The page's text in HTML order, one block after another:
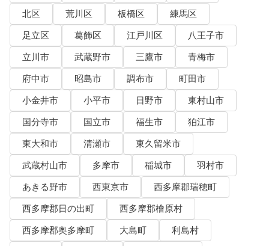
北区
荒川区 板橋区
練馬区
足立区
葛飾区 江戸川区
八王子市
立川市
武蔵野市 三鷹市
青梅市
府中市
昭島市 調布市
町田市
小金井市
小平市 日野市
東村山市
国分寺市
国立市 福生市
狛江市
東大和市
清瀬市
東久留米市
武蔵村山市
多摩市 稲城市
羽村市
あきる野市
西東京市
西多摩郡瑞穂町
西多摩郡日の出町
西多摩郡檜原村
西多摩郡奥多摩町
大島町
利島村